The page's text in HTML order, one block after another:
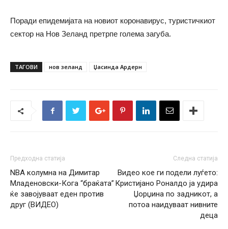
Поради епидемијата на новиот коронавирус, туристичкиот
сектор на Нов Зеланд претрпе голема загуба.
ТАГОВИ нов зеланд Џасинда Ардерн
Предходна статија
NBA колумна на Димитар
Младеновски-Кога “браќата”
ќе завојуваат еден против
друг (ВИДЕО)
Следна статија
Видео кое ги подели луѓето:
Кристијано Роналдо ја удира
Џорџина по задникот, а
потоа наидуваат нивните
деца